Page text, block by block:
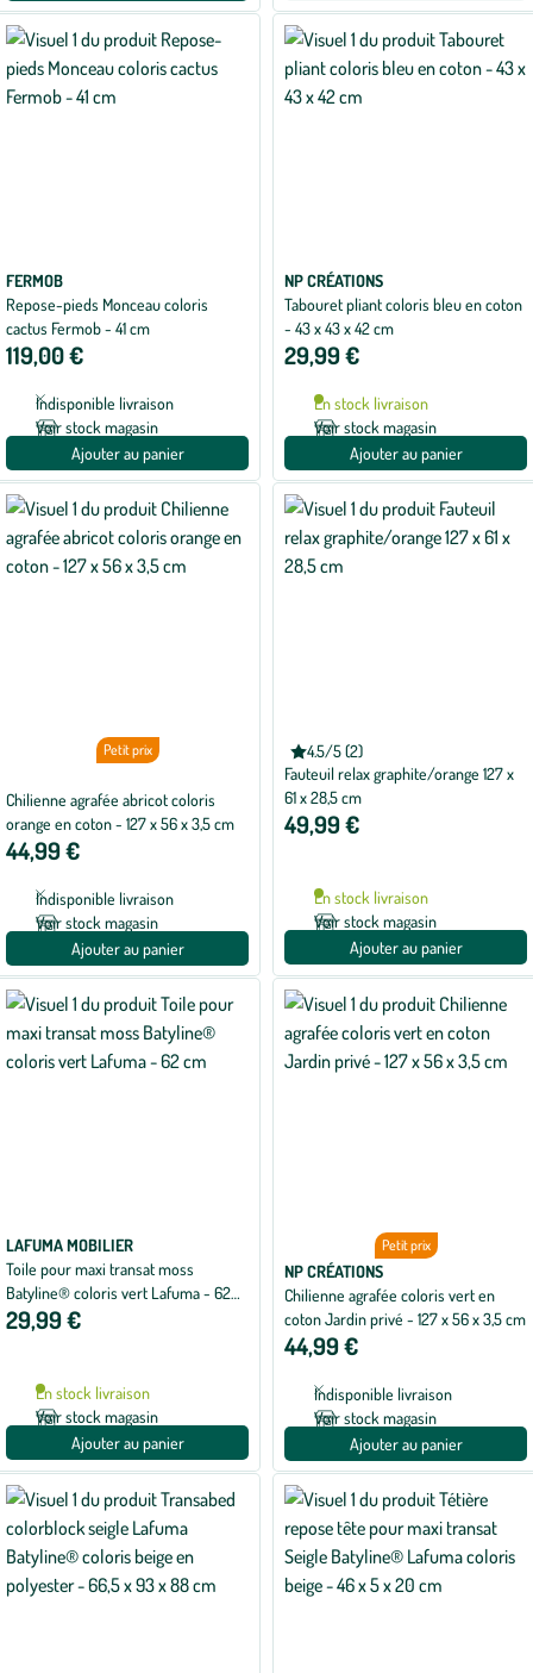
FERMOB
Repose-pieds Monceau coloris
cactus Fermob - 41 cm
119,00 €
Indisponible livraison
Voir stock magasin
Ajouter au panier
NP CRÉATIONS
Tabouret pliant coloris bleu en coton
- 43 x 43 x 42 cm
29,99 €
En stock livraison
Voir stock magasin
Ajouter au panier
Petit prix
Chilienne agrafée abricot coloris
orange en coton - 127 x 56 x 3,5 cm
44,99 €
Indisponible livraison
Voir stock magasin
Ajouter au panier
4.5/5 (2)
Note
moyenne
de
4.5
sur
Fauteuil relax graphite/orange 127 x
61 x 28,5 cm
49,99 €
En stock livraison
Voir stock magasin
Ajouter au panier
LAFUMA MOBILIER
Toile pour maxi transat moss
Batyline® coloris vert Lafuma - 62
cm
29,99 €
En stock livraison
Voir stock magasin
Ajouter au panier
Petit prix
NP CRÉATIONS
Chilienne agrafée coloris vert en
coton Jardin privé - 127 x 56 x 3,5 cm
44,99 €
Indisponible livraison
Voir stock magasin
Ajouter au panier